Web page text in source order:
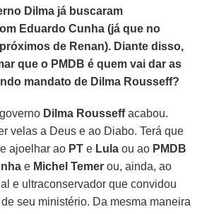
Dilma já buscaram
Eduardo Cunha (já que no
de Renan). Diante disso,
que o PMDB é quem vai dar as
mandato de Dilma Rousseff?
Dilma Rousseffacabou.
velas a Deus e ao Diabo. Terá que
ajoelhar ao PT e Lula ou ao PMDB
e Michel Temer ou, ainda, ao
e ultraconservador que convidou
seu ministério. Da mesma maneira